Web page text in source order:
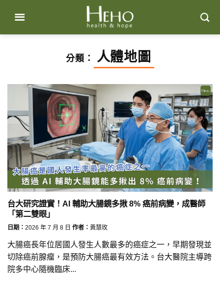
content
分類： 人體地圖
台大研究證實！AI 輔助大腸鏡多揪 8% 癌前病變，成醫師
「第二雙眼」
日期： 2026 年 7 月 8 日 作者： 黃慧玫
大腸癌長年位居國人發生人數最多的癌症之一，早期發現並
切除癌前腺瘤，是預防大腸癌最有效方法。台大醫院主導跨
院多中心隨機臨床...